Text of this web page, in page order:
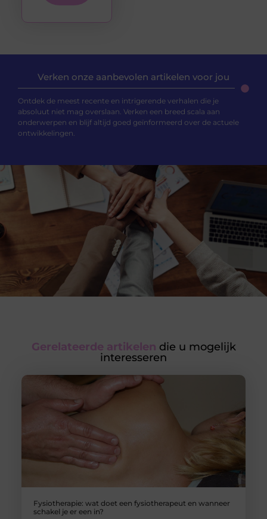
Verken onze aanbevolen artikelen voor jou
Ontdek de meest recente en intrigerende verhalen die je
absoluut niet mag overslaan. Verken een breed scala aan
onderwerpen en blijf altijd goed geïnformeerd over de actuele
ontwikkelingen.
Gerelateerde artikelen die u mogelijk
interesseren
Fysiotherapie: wat doet een fysiotherapeut en wanneer
schakel je er een in?